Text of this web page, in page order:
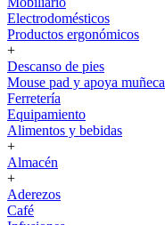
Electrodomésticos
Productos ergonómicos
+
Descanso de pies
Mouse pad y apoya muñeca
Ferretería
Equipamiento
Alimentos y bebidas
+
Almacén
+
Aderezos
Café